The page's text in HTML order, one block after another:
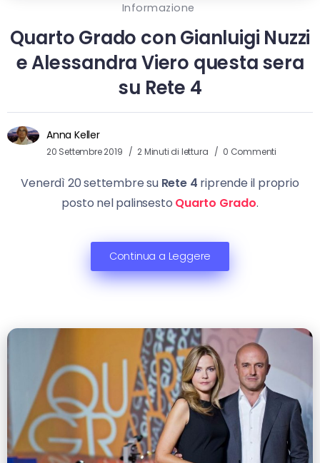
Informazione
Quarto Grado con Gianluigi Nuzzi
e Alessandra Viero questa sera
su Rete 4
Anna Keller
20 Settembre 2019 2 Minuti di lettura 0 Commenti
Venerdì 20 settembre su Rete 4 riprende il proprio
posto nel palinsesto Quarto Grado.
Continua a Leggere